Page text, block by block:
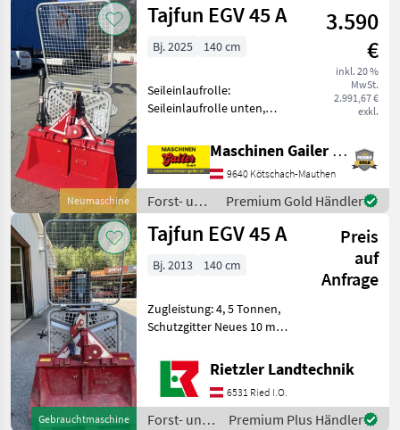
Kategorie 2 Land Filter
AKTUELLER
PFAD
Tajfun
Egv 45
A
KATEGORIE
WÄHLEN
Forsttechnik
13
Landtechnik
1
MARKTPLATZ
Marktplatz Händlerangebote
Zurücksetzen
Ergebnisse
anzeigen
Neumaschine
Tajfun EGV 45 A
3.590
€
inkl. 20 %
MwSt.
2.991,67 €
exkl.
Bj. 2025 140 cm
Seileinlaufrolle:
Seileinlaufrolle unten,
Schutzgitter Diese
Seilwinde ist serienmäßig
mit: * Schildbreite 140 cm *
Eigengewicht 330 kg (ohn
Maschinen Gailer GmbH
9640 Kötschach-Mauthen
Forst- und
Holztechnik
/ Tajfun
Premium Gold Händler
Gebrauchtmaschine
Tajfun EGV 45 A
Preis
auf
Anfrage
Bj. 2013 140 cm
Zugleistung: 4, 5 Tonnen,
Schutzgitter Neues 10 mm
Länge + Gelenkwelle 2 Stk
Würgeketten Forst- und
Holztechnik Seilwinden
Rietzler Landtechnik
6531 Ried I.O.
Forst- und
Premium Plus Händler